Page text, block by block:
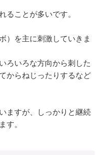
ることが多いです。
）を主に刺激していきま
ろいろな方向から刺した
からねじったりするなど
ますが、しっかりと継続
す。